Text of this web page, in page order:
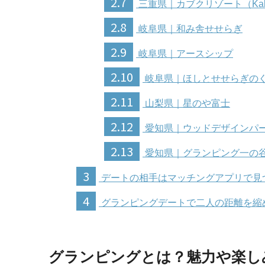
三重県｜カブクリゾート（
2.8 岐阜県｜和み舎せせらぎ
2.9 岐阜県｜アースシップ
2.10 岐阜県｜ほしとせせらぎの
2.11 山梨県｜星のや富士
2.12 愛知県｜ウッドデザインパ
2.13 愛知県｜グランピング一の
3 デートの相手はマッチングアプリで見
4 グランピングデートで二人の距離を縮
グランピングとは？魅力や楽し